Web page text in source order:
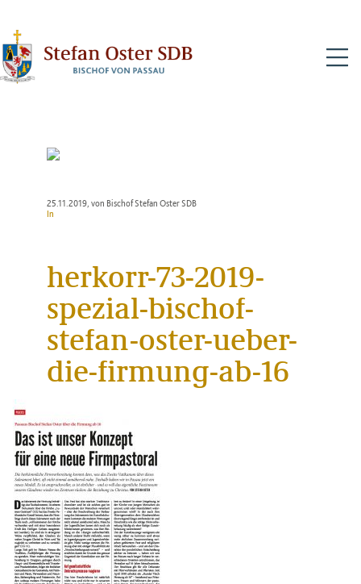
25.11.2019, von Bischof Stefan Oster SDB
In
herkorr-73-2019-
spezial-bischof-
stefan-oster-ueber-
die-firmung-ab-16